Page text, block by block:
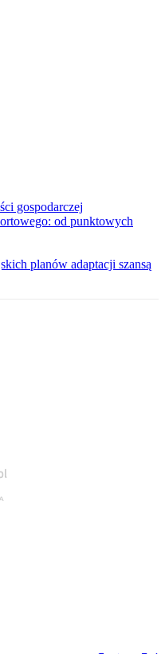
gospodarczej
od punktowych
planów adaptacji szansą